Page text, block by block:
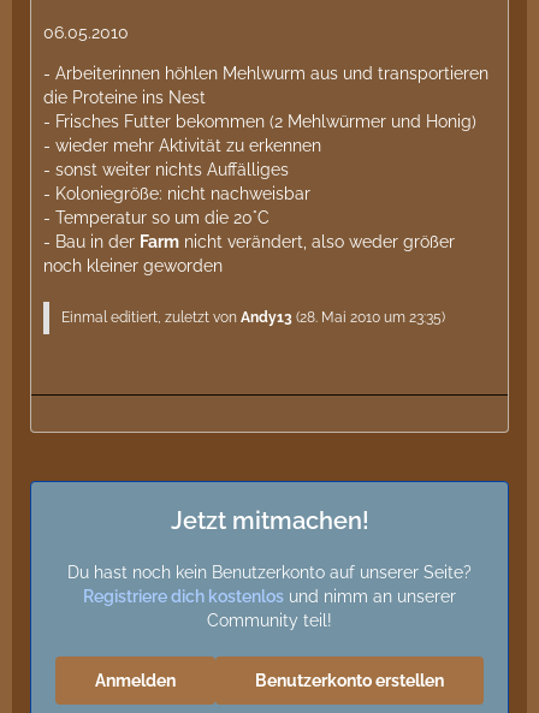
06.05.2010
- Arbeiterinnen höhlen Mehlwurm aus und transportieren
die Proteine ins Nest
- Frisches Futter bekommen (2 Mehlwürmer und Honig)
- wieder mehr Aktivität zu erkennen
- sonst weiter nichts Auffälliges
- Koloniegröße: nicht nachweisbar
- Temperatur so um die 20°C
- Bau in der Farm nicht verändert, also weder größer
noch kleiner geworden
Einmal editiert, zuletzt von Andy13 (28. Mai 2010 um 23:35)
Jetzt mitmachen!
Du hast noch kein Benutzerkonto auf unserer Seite?
Registriere dich kostenlos und nimm an unserer
Community teil!
Benutzerkonto erstellen
Anmelden